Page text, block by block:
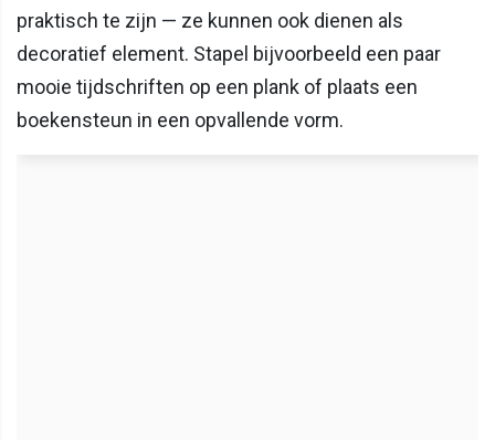
praktisch te zijn — ze kunnen ook dienen als
decoratief element. Stapel bijvoorbeeld een paar
mooie tijdschriften op een plank of plaats een
boekensteun in een opvallende vorm.